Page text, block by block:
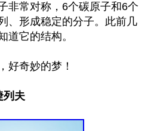
非常对称，6个碳原子和6个
、形成稳定的分子。此前几
道它的结构。
好奇妙的梦！
列夫